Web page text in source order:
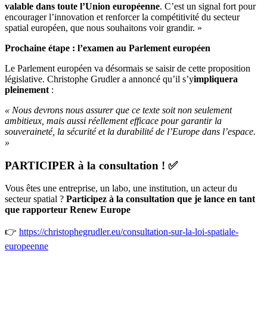
valable dans toute l’Union européenne. C’est un signal fort pour
encourager l’innovation et renforcer la compétitivité du secteur
spatial européen, que nous souhaitons voir grandir. »
Prochaine étape : l’examen au Parlement européen
Le Parlement européen va désormais se saisir de cette proposition
législative. Christophe Grudler a annoncé qu’il s’yimpliquera
pleinement :
« Nous devrons nous assurer que ce texte soit non seulement
ambitieux, mais aussi réellement efficace pour garantir la
souveraineté, la sécurité et la durabilité de l’Europe dans l’espace.
»
PARTICIPER à la consultation ! ✅
Vous êtes une entreprise, un labo, une institution, un acteur du
secteur spatial ? Participez à la consultation que je lance en tant
que rapporteur Renew Europe
👉 https://christophegrudler.eu/consultation-sur-la-loi-spatiale-
europeenne